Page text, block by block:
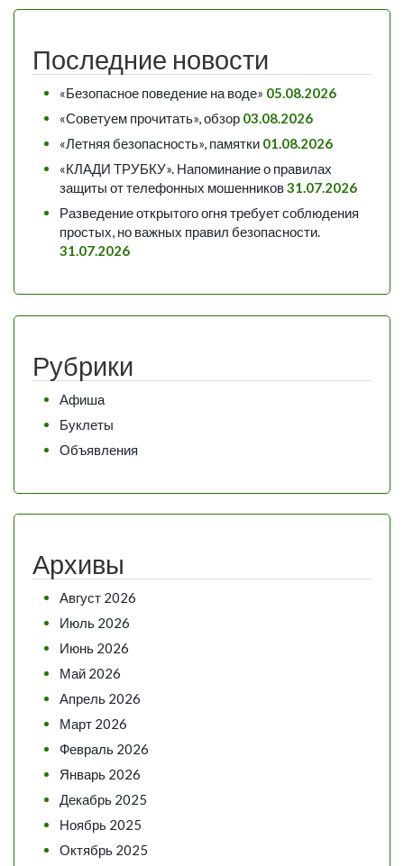
Последние новости
«Безопасное поведение на воде» 05.08.2026
«Советуем прочитать», обзор 03.08.2026
«Летняя безопасность», памятки 01.08.2026
«КЛАДИ ТРУБКУ». Напоминание о правилах
защиты от телефонных мошенников31.07.2026
Разведение открытого огня требует соблюдения
простых, но важных правил безопасности.
31.07.2026
Рубрики
Афиша
Буклеты
Объявления
Архивы
Август 2026
Июль 2026
Июнь 2026
Май 2026
Апрель 2026
Март 2026
Февраль 2026
Январь 2026
Декабрь 2025
Ноябрь 2025
Октябрь 2025